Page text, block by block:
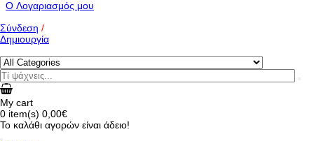
O Λογαριασμός μου
Σύνδεση /
Δημιουργία
My cart
0 item(s) 0,00€
Το καλάθι αγορών είναι άδειο!